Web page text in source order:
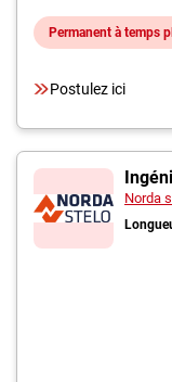
Permanent à temps
Postulez ici
Norda